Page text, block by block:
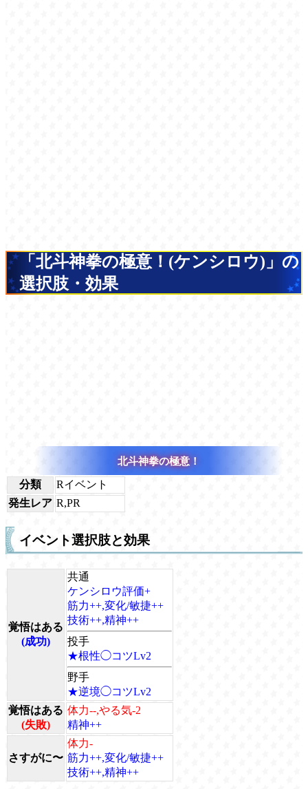
「北斗神拳の極意！(ケンシロウ)」の
選択肢・効果
北斗神拳の極意！
分類
Rイベント
発生レア R,PR
イベント選択肢と効果
覚悟はある
(成功)
共通
ケンシロウ評価+
筋力++,変化/敏捷++
技術++,精神++
投手
★根性◯コツLv2
野手
★逆境◯コツLv2
覚悟はある
(失敗)
体力--,やる気-2
精神++
さすがに〜
体力-
筋力++,変化/敏捷++
技術++,精神++